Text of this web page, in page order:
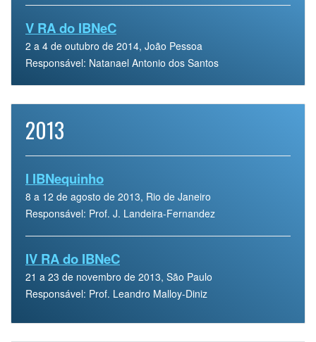
V RA do IBNeC
2 a 4 de outubro de 2014, João Pessoa
Responsável: Natanael Antonio dos Santos
2013
I IBNequinho
8 a 12 de agosto de 2013, Rio de Janeiro
Responsável: Prof. J. Landeira-Fernandez
IV RA do IBNeC
21 a 23 de novembro de 2013, São Paulo
Responsável: Prof. Leandro Malloy-Diniz